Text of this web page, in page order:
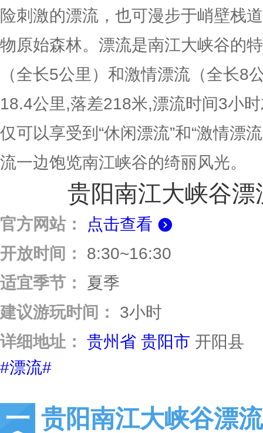
险刺激的漂流，也可漫步于峭壁栈
物原始森林。漂流是南江大峡谷的
（全长5公里）和激情漂流（全长8
18.4公里,落差218米,漂流时间3小
仅可以享受到“休闲漂流”和“激情漂
流一边饱览南江峡谷的绮丽风光。
贵阳南江大峡谷漂
官方网站：
点击查看
开放时间：
8:30~16:30
适宜季节：
夏季
建议游玩时间：
3小时
详细地址：
贵州省 贵阳市 开阳县
#漂流#
贵阳南江大峡谷漂